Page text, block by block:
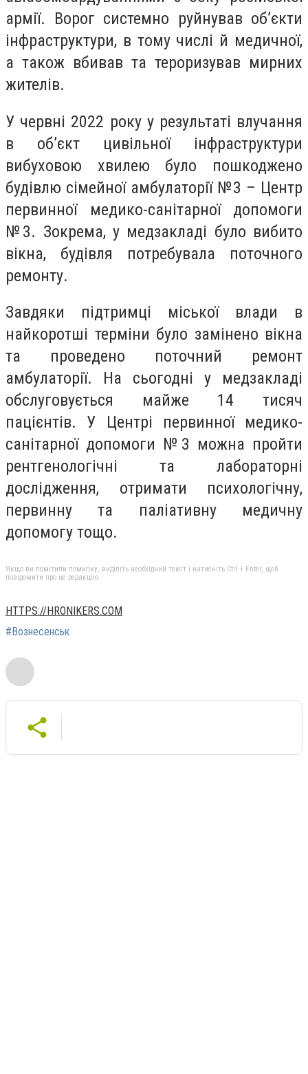
армії. Ворог системно руйнував обʼєкти
інфраструктури, в тому числі й медичної,
а також вбивав та тероризував мирних
жителів.
У червні 2022 року у результаті влучання
в об’єкт цивільної інфраструктури
вибуховою хвилею було пошкоджено
будівлю сімейної амбулаторії №3 – Центр
первинної медико-санітарної допомоги
№3. Зокрема, у медзакладі було вибито
вікна, будівля потребувала поточного
ремонту.
Завдяки підтримці міської влади в
найкоротші терміни було замінено вікна
та проведено поточний ремонт
амбулаторії. На сьогодні у медзакладі
обслуговується майже 14 тисяч
пацієнтів. У Центрі первинної медико-
санітарної допомоги №3 можна пройти
рентгенологічні та лабораторні
дослідження, отримати психологічну,
первинну та паліативну медичну
допомогу тощо.
Якщо ви помітили помилку, виділіть необхідний текст і натисніть Ctrl + Enter, щоб
повідомити про це редакцію
HTTPS://HRONIKERS.COM
#Вознесенськ